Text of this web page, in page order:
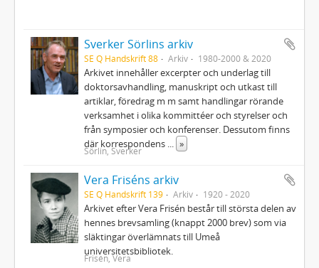
Sverker Sörlins arkiv
SE Q Handskrift 88 Arkiv 1980-2000 & 2020
Arkivet innehåller excerpter och underlag till
doktorsavhandling, manuskript och utkast till
artiklar, föredrag m m samt handlingar rörande
verksamhet i olika kommittéer och styrelser och
från symposier och konferenser. Dessutom finns
där korrespondens
»
Sörlin, Sverker
Vera Friséns arkiv
SE Q Handskrift 139 Arkiv 1920 - 2020
Arkivet efter Vera Frisén består till största delen av
hennes brevsamling (knappt 2000 brev) som via
släktingar överlämnats till Umeå
universitetsbibliotek.
Frisén, Vera